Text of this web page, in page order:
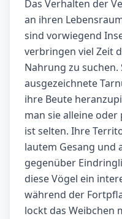
Das Verhalten der
an ihren
sind vorwiegend
verbringen viel Zeit
Nahrung zu suchen.
ausgezeichnete
ihre Beute
man sie alleine
ist selten. Ihre
lautem Gesang und
gegenüber
diese Vögel ein
während der
lockt das Weibchen